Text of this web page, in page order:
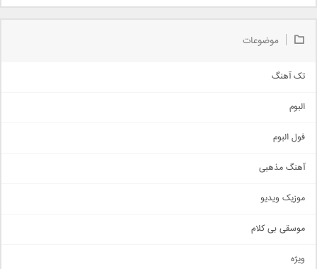
موضوعات
تک آهنگ
اجتماعی
حماسی
سنتی
اهنگ بندرعباسی
دمو
البوم
فول البوم
آهنگ مذهبی
موزیک ویدیو
موسقی بی کلام
ویژه